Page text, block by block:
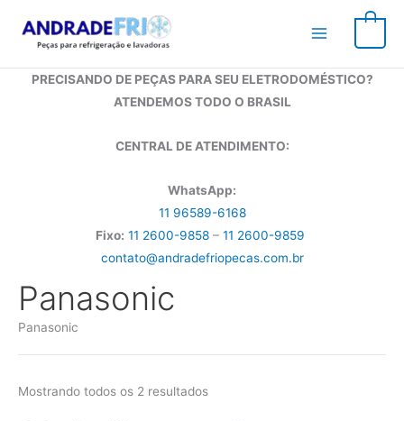
para
conteúdo
PRECISANDO DE PEÇAS PARA SEU ELETRODOMÉSTICO?
ATENDEMOS TODO O BRASIL
CENTRAL DE ATENDIMENTO:
WhatsApp:
11 96589-6168
Fixo: 11 2600-9858 – 11 2600-9859
contato@andradefriopecas.com.br
Panasonic
Panasonic
Mostrando todos os 2 resultados